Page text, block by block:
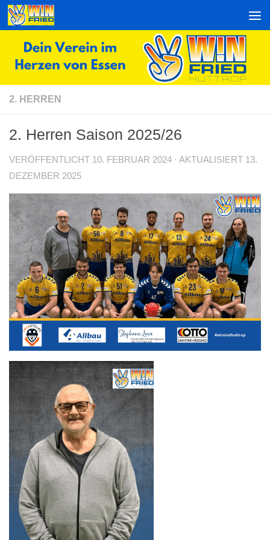
Zum Inhalt springen
2. HERREN
2. Herren Saison 2025/26
VERÖFFENTLICHT 10. FEBRUAR 2024 · AKTUALISIERT 13.
DEZEMBER 2025